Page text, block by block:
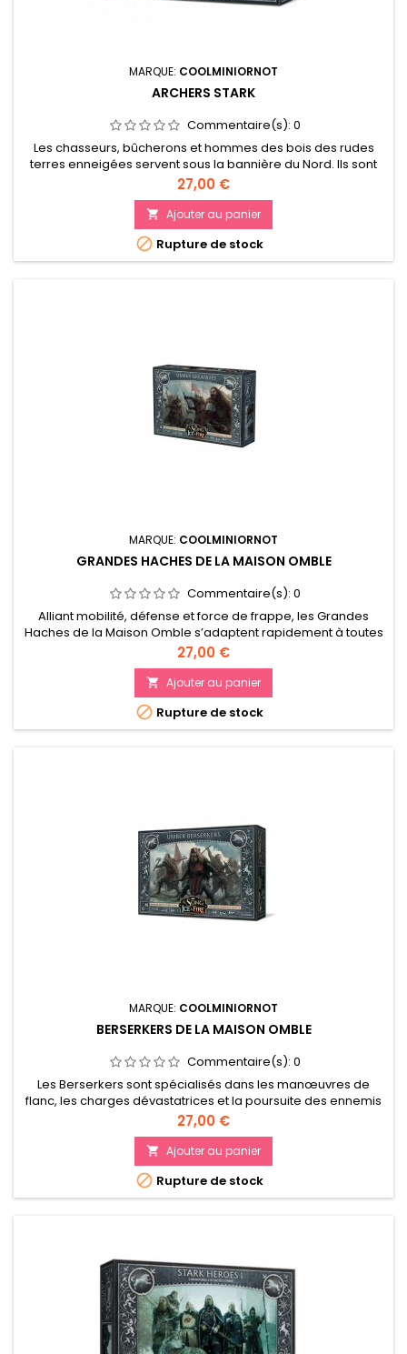
MARQUE: COOLMINIORNOT
ARCHERS STARK
Commentaire(s): 0
Les chasseurs, bûcherons et hommes des bois des rudes
terres enneigées servent sous la bannière du Nord. Ils sont
connu pour leur dextérité incomparable.
Prix
27,00 €
 Ajouter au panier
 Rupture de stock
MARQUE: COOLMINIORNOT
GRANDES HACHES DE LA MAISON OMBLE
Commentaire(s): 0
Alliant mobilité, défense et force de frappe, les Grandes
Haches de la Maison Omble s’adaptent rapidement à toutes
les situations.
Prix
27,00 €
 Ajouter au panier
 Rupture de stock
MARQUE: COOLMINIORNOT
BERSERKERS DE LA MAISON OMBLE
Commentaire(s): 0
Les Berserkers sont spécialisés dans les manœuvres de
flanc, les charges dévastatrices et la poursuite des ennemis
en déroute.
Prix
27,00 €
 Ajouter au panier
 Rupture de stock